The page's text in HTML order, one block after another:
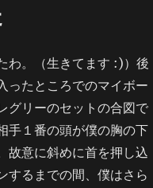
わ。（生きてます :)）後
ったところでのマイボー
グリーのセットの合図で
手１番の頭が僕の胸の下
故意に斜めに首を押し込
するまでの間、僕はさら